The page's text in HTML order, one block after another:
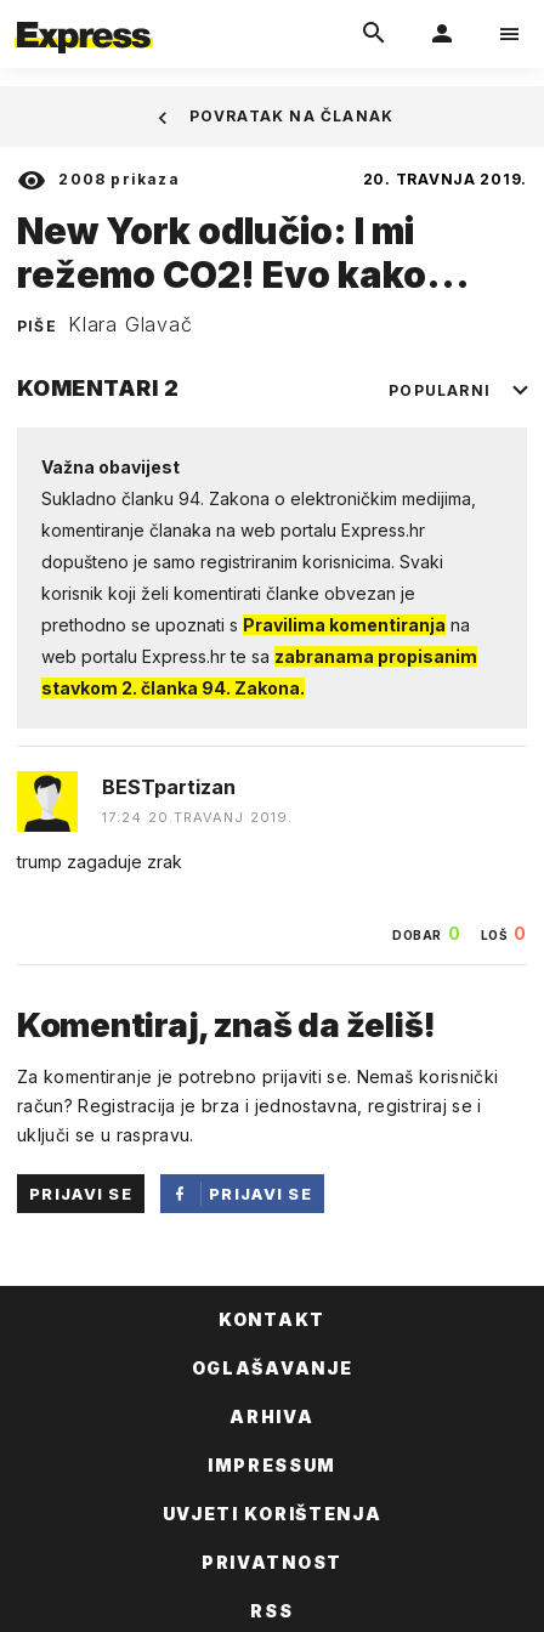
2008 prikaza 20. TRAVNJA 2019.
New York odlučio: I mi
režemo CO2! Evo kako...
PIŠE Klara Glavač
POVRATAK NA ČLANAK
KOMENTARI 2 POPULARNI
Važna obavijest
Sukladno članku 94. Zakona o elektroničkim medijima,
komentiranje članaka na web portalu Express.hr
dopušteno je samo registriranim korisnicima. Svaki
korisnik koji želi komentirati članke obvezan je
prethodno se upoznati s Pravilima komentiranja na
web portalu Express.hr te sa zabranama propisanim
stavkom 2. članka 94. Zakona.
BESTpartizan
17:24 20.TRAVANJ 2019.
trump zagaduje zrak
DOBAR 0 LOŠ 0
Komentiraj, znaš da želiš!
Za komentiranje je potrebno prijaviti se. Nemaš korisnički
račun? Registracija je brza i jednostavna, registriraj se i
uključi se u raspravu.
PRIJAVI SE
PRIJAVI SE
KONTAKT
OGLAŠAVANJE
ARHIVA
IMPRESSUM
UVJETI KORIŠTENJA
PRIVATNOST
RSS